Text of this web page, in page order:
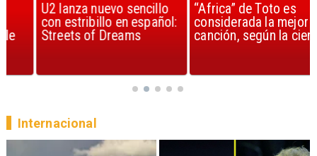
U2 lanza nuevo sencillo
con estribillo en español:
Streets of Dreams
“Africa” de Toto es
considerada la mejor
canción, según la ciencia
Internacional